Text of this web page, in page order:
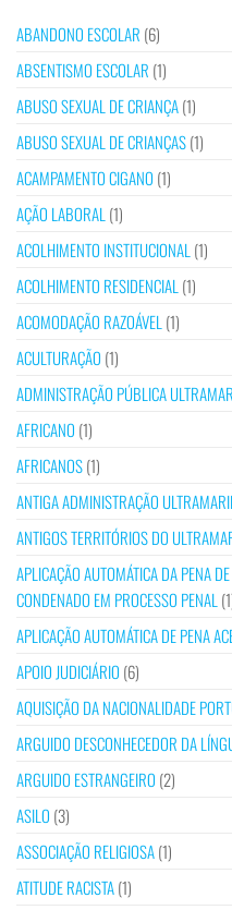
ABANDONO ESCOLAR (6)
ABSENTISMO ESCOLAR (1)
ABUSO SEXUAL DE CRIANÇA(1)
ABUSO SEXUAL DE CRIANÇAS(1)
ACAMPAMENTO CIGANO (1)
AÇÃO LABORAL (1)
ACOLHIMENTO INSTITUCIONAL (1)
ACOLHIMENTO RESIDENCIAL (1)
ACOMODAÇÃO RAZOÁVEL (1)
ACULTURAÇÃO (1)
ADMINISTRAÇÃO PÚBLICA
AFRICANO (1)
AFRICANOS(1)
ANTIGA ADMINISTRAÇÃO
ANTIGOS TERRITÓRIOS DO
APLICAÇÃO AUTOMÁTICA DA PENA
CONDENADO EM PROCESSO PENAL
APLICAÇÃO AUTOMÁTICA DE PENA
APOIO JUDICIÁRIO (6)
AQUISIÇÃO DA NACIONALIDADE
ARGUIDO DESCONHECEDOR DA
ARGUIDO ESTRANGEIRO (2)
ASILO (3)
ASSOCIAÇÃO RELIGIOSA(1)
ATITUDE RACISTA(1)